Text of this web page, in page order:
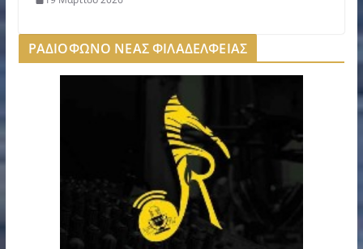
ΡΑΔΙΟΦΩΝΟ ΝΕΑΣ ΦΙΛΑΔΕΛΦΕΙΑΣ